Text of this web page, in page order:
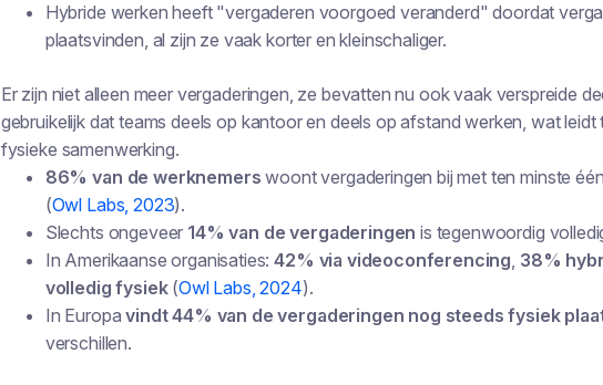
Hybride werken heeft "vergaderen voorgoed veranderd" doordat
plaatsvinden, al zijn ze vaak korter en kleinschaliger.
Er zijn niet alleen meer vergaderingen, ze bevatten nu ook vaak verspreide
gebruikelijk dat teams deels op kantoor en deels op afstand werken, wat
fysieke samenwerking.
86% van de werknemers woont vergaderingen bij met ten minste
(Owl Labs, 2023).
Slechts ongeveer 14% van de vergaderingen is tegenwoordig
In Amerikaanse organisaties:42% via videoconferencing, 38%
volledig fysiek(Owl Labs, 2024).
In Europavindt 44% van de vergaderingen nog steeds fysiek
verschillen.